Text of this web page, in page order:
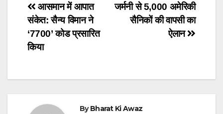
Post
navigation
जर्मनी से 5,000 अमेरिकी
सैनिकों की वापसी का
ऐलान
आसमान में आपात
संकेत: सैन्य विमान ने
‘7700’ कोड प्रसारित
किया
ByBharat Ki Awaz